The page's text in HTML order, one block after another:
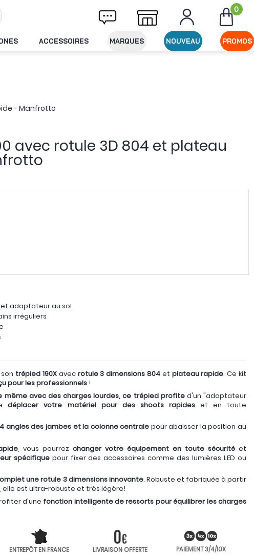
Livraison offerte dès 49€ d'achat 0
ACCESSOIRES MARQUES NOUVEAU PROMOS
- Manfrotto
avec rotule 3D 804 et plateau
adaptateur au sol
irréguliers
trépied 190X avec rotule 3 dimensions 804 et plateau rapide. Ce kit
pour les professionnels !
même avec des charges lourdes, ce trépied profite d'un "adaptateur
déplacer votre matériel pour des shoots rapideset en toute
angles des jambes et la colonne centrale pour abaisser la position au
, vous pourrez changer votre équipement en toute sécurité et
spécifiquepour fixer des accessoires comme des lumières LED ou
une rotule 3 dimensions innovante. Robuste et fabriquée à partir
, elle est ultra-robuste et très légère!
d'une fonction intelligente de ressorts pour équilibrer les charges
ENTREPÔT EN FRANCE
LIVRAISON OFFERTE
PAIEMENT 3/4/10X